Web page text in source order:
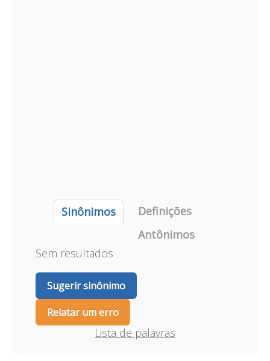
Sinônimos
Definições
Antônimos
Sem resultados
Sugerir sinônimo
Relatar um erro
Lista de palavras